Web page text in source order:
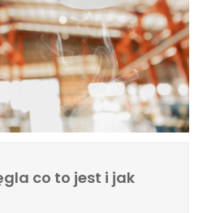
co to jest i jak